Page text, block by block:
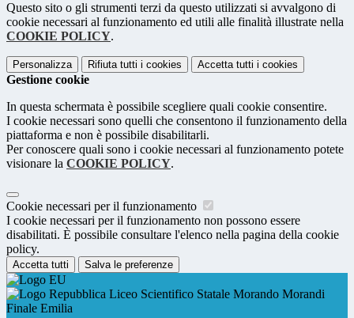
Questo sito o gli strumenti terzi da questo utilizzati si avvalgono di
cookie necessari al funzionamento ed utili alle finalità illustrate nella
COOKIE POLICY.
Personalizza Rifiuta tutti i cookies Accetta tutti i cookies
Gestione cookie
In questa schermata è possibile scegliere quali cookie consentire.
I cookie necessari sono quelli che consentono il funzionamento della
piattaforma e non è possibile disabilitarli.
Per conoscere quali sono i cookie necessari al funzionamento potete
visionare la COOKIE POLICY.
Cookie necessari per il funzionamento
I cookie necessari per il funzionamento non possono essere
disabilitati. È possibile consultare l'elenco nella pagina della cookie
policy.
Accetta tutti Salva le preferenze
Liceo Scientifico Statale Morando Morandi
Finale Emilia